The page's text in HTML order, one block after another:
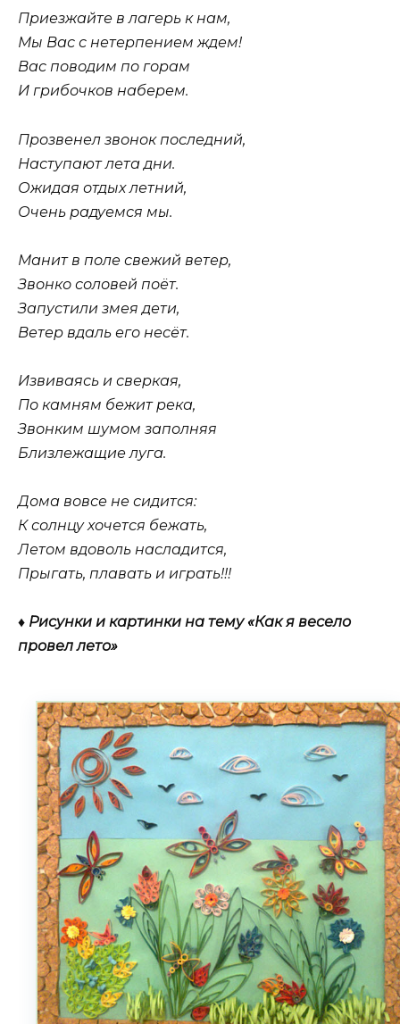
Приезжайте в лагерь к нам,
Мы Вас с нетерпением ждем!
Вас поводим по горам
И грибочков наберем.
Прозвенел звонок последний,
Наступают лета дни.
Ожидая отдых летний,
Очень радуемся мы.
Манит в поле свежий ветер,
Звонко соловей поёт.
Запустили змея дети,
Ветер вдаль его несёт.
Извиваясь и сверкая,
По камням бежит река,
Звонким шумом заполняя
Близлежащие луга.
Дома вовсе не сидится:
К солнцу хочется бежать,
Летом вдоволь насладится,
Прыгать, плавать и играть!!!
♦ Рисунки и картинки на тему «Как я весело
провел лето»